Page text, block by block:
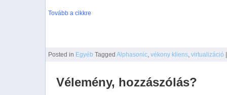
Tovább a cikkre
Posted in Egyéb Tagged Alphasonic, vékony kliens, virtualizáció |
Vélemény, hozzászólás?